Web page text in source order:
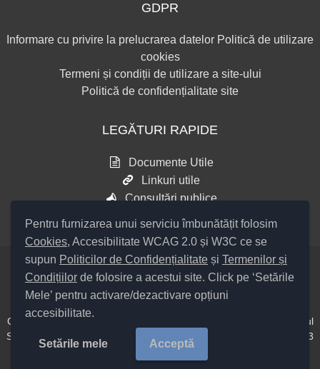
Pentru furnizarea unui serviciu îmbunătățit folosim
Cookies, Accesibilitate WCAG 2.0 și W3C ce se
supun Politicilor de Confidențialitate și Termenilor și
Condițiilor de folosire a acestui site. Click pe ‘Setările
Mele’ pentru activare/dezactivare opțiuni
accesibilitate.
Setările mele Acceptă
GDPR
Informare cu privire la prelucrarea datelor Politică de utilizare
cookies
Termeni și condiții de utilizare a site-ului
Politică de confidențialitate site
LEGĂTURI RAPIDE
Documente Utile
Linkuri utile
Consultări publice
Setări Cookies și Accesibilitate
Cod Județ 4 / Județul Bacău / Tipul UAT – 14 – C – Comună / Codul
SIRUTA al Unității Administrativ Teritoriale COMUNA Hemeiuș 20313
/